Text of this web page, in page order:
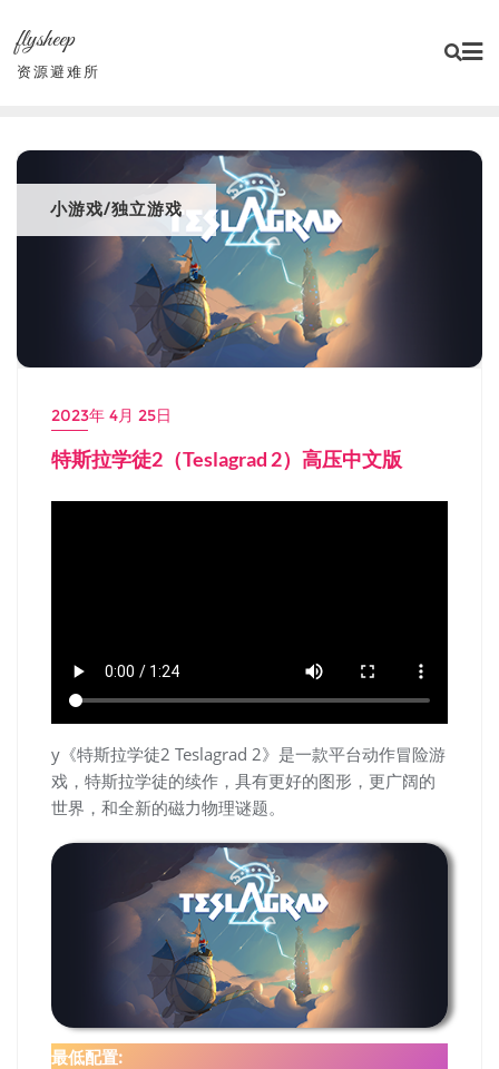
content
flysheep
资源避难所
小游戏/独立游戏
2023年 4月 25日
特斯拉学徒2（Teslagrad 2）高压中文版
y《特斯拉学徒2 Teslagrad 2》是一款平台动作冒险游
戏，特斯拉学徒的续作，具有更好的图形，更广阔的
世界，和全新的磁力物理谜题。
最低配置: